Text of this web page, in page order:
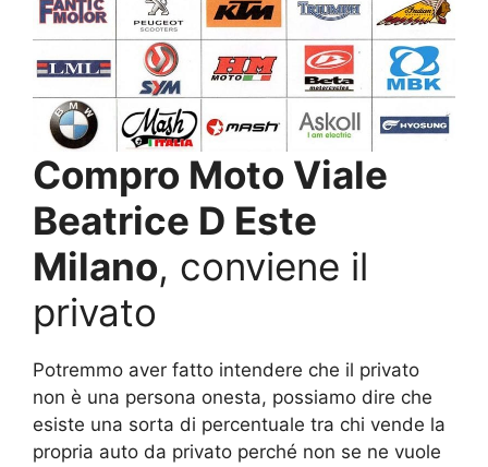
Compro Moto Viale
Beatrice D Este
Milano, conviene il
privato
Potremmo aver fatto intendere che il privato
non è una persona onesta, possiamo dire che
esiste una sorta di percentuale tra chi vende la
propria auto da privato perché non se ne vuole